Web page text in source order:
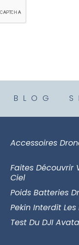
BLOG
Accessoires
Faites Découvrir
Ciel
Poids Batteries
Pekin Interdit Les
Test Du DJI